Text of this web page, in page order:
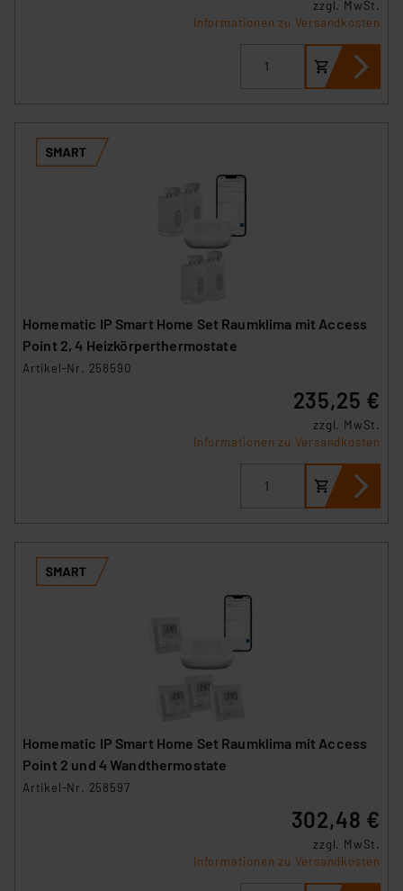
zzgl. MwSt.
Informationen zu Versandkosten
Homematic IP Smart Home Set Raumklima mit Access
Point 2, 4 Heizkörperthermostate
Artikel-Nr. 258590
235,25 €
zzgl. MwSt.
Informationen zu Versandkosten
Homematic IP Smart Home Set Raumklima mit Access
Point 2 und 4 Wandthermostate
Artikel-Nr. 258597
302,48 €
zzgl. MwSt.
Informationen zu Versandkosten